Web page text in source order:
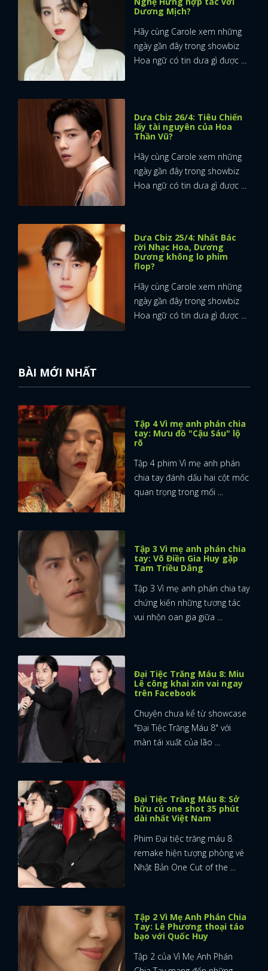
Dương Mịch?
Hãy cùng Carole xem những
ngày gần đây trong showbiz
Hoa ngữ có tin dưa gì được ...
Dưa Cbiz 26/4: Tiêu Chiến
lấy tài nguyên của Hoa
Thần Vũ?
Hãy cùng Carole xem những
ngày gần đây trong showbiz
Hoa ngữ có tin dưa gì được ...
Dưa Cbiz 25/4: Nhất Bác
rời Nhạc Hoa, Dương
Dương không lo phim
flop?
Hãy cùng Carole xem những
ngày gần đây trong showbiz
Hoa ngữ có tin dưa gì được ...
BÀI MỚI NHẤT
Tập 4 Vì mẹ anh phán chia
tay: Mưu đồ "Cậu Sáu" lộ
rõ
Tập 4 phim Vì mẹ anh phán
chia tay đánh dấu hai cột mốc
quan trọng trong mối ...
Tập 3 Vì mẹ anh phán chia
tay: Võ Điền Gia Huy gặp
Tam Triều Dâng
Tập 3 Vì mẹ anh phán chia tay
chứng kiến những tương tác
vui nhộn oan gia giữa ...
Đại Tiệc Trăng Máu 8: Miu
Lê công khai xin vai ngay
trên Facebook
Chuyện chưa kể từ showcase
"Đại Tiệc Trăng Máu 8" với
màn tái xuất của lão ...
Đại Tiệc Trăng Máu 8: Sở
hữu cú one shot 35 phút
dài nhất Việt Nam
Phim Đại tiệc trăng máu 8
remake hiện tượng phòng vé
Nhật Bản One Cut of the ...
Tập 2 Vì Mẹ Anh Phán Chia
Tay: Lê Phương thoại táo
bạo với Quốc Huy
Tập 2 của Vì Mẹ Anh Phán